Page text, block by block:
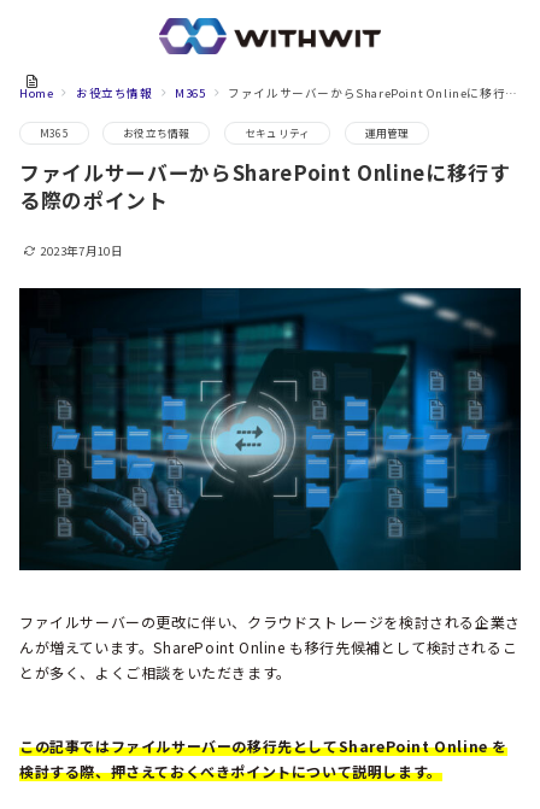
Home お役立ち情報 M365 ファイルサーバーからSharePoint Onlineに移行する際のポイント
M365 お役立ち情報 セキュリティ 運用管理
ファイルサーバーからSharePoint Onlineに移行す
る際のポイント
2023年7月10日
ファイルサーバーの更改に伴い、クラウドストレージを検討される企業さ
んが増えています。SharePoint Online も移行先候補として検討されるこ
とが多く、よくご相談をいただきます。
この記事ではファイルサーバーの移行先としてSharePoint Online を
検討する際、押さえておくべきポイントについて説明します。